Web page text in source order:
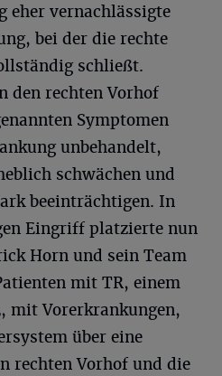
eher vernachlässigte
bei der die rechte
schließt.
den rechten Vorhof
Symptomen
unbehandelt,
schwächen und
beeinträchtigen. In
Eingriff platzierte nun
Horn und sein Team
mit TR, einem
mit Vorerkrankungen,
über eine
rechten Vorhof und die